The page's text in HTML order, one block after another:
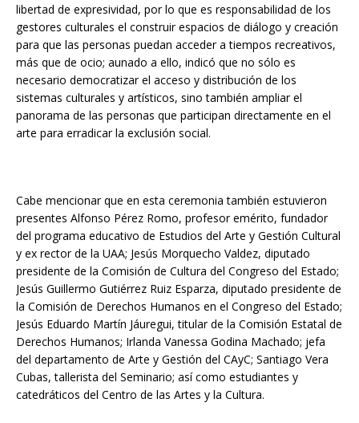
libertad de expresividad, por lo que es responsabilidad de los
gestores culturales el construir espacios de diálogo y creación
para que las personas puedan acceder a tiempos recreativos,
más que de ocio; aunado a ello, indicó que no sólo es
necesario democratizar el acceso y distribución de los
sistemas culturales y artísticos, sino también ampliar el
panorama de las personas que participan directamente en el
arte para erradicar la exclusión social.
Cabe mencionar que en esta ceremonia también estuvieron
presentes Alfonso Pérez Romo, profesor emérito, fundador
del programa educativo de Estudios del Arte y Gestión Cultural
y ex rector de la UAA; Jesús Morquecho Valdez, diputado
presidente de la Comisión de Cultura del Congreso del Estado;
Jesús Guillermo Gutiérrez Ruiz Esparza, diputado presidente de
la Comisión de Derechos Humanos en el Congreso del Estado;
Jesús Eduardo Martín Jáuregui, titular de la Comisión Estatal de
Derechos Humanos; Irlanda Vanessa Godina Machado; jefa
del departamento de Arte y Gestión del CAyC; Santiago Vera
Cubas, tallerista del Seminario; así como estudiantes y
catedráticos del Centro de las Artes y la Cultura.